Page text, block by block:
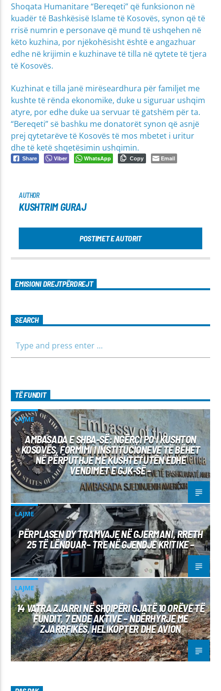
Shoqata Humanitare “Bereqeti” që funksionon në
kuadër të Bashkësisë Islame të Kosovës, synon që të
rrisë numrin e personave që mund të ushqehen në
këto kuzhina, por njëkohësisht është e angazhuar
edhe në krijimin e kuzhinave të tilla në qytete të tjera
të Kosovës.
Kuzhinat e tilla janë mirëseardhura për familjet me
kushte të rënda ekonomike, duke u siguruar ushqim
atyre, por edhe duke ua servuar të gatshëm për ta.
“Bereqeti” së bashku me donatorët synon që asnjë
prej qytetarëve të Kosovës të mos mbetet i uritur
dhe të ketë shqetësimin ushqimin.
Share Viber WhatsApp Copy Email
AUTHOR
KUSHTRIM GURAJ
POSTIMET E AUTORIT
EMISIONI DREJTPËRDREJT
SEARCH
TË FUNDIT
LAJME
AMBASADA E SHBA-SË: NGËRÇI PO I KUSHTON
KOSOVËS, FORMIMI I INSTITUCIONEVE TË BËHET
NË PËRPUTHJE ME KUSHTETUTËN EDHE
VENDIMET E GJK-SË –
LAJME
PËRPLASEN DY TRAMVAJE NË GJERMANI, RRETH
25 TË LËNDUAR– TRE NË GJENDJE KRITIKE –
LAJME
14 VATRA ZJARRI NË SHQIPËRI GJATË 10 ORËVE TË
FUNDIT, 7 ENDE AKTIVE – NDËRHYRJE ME
ZJARRFIKËS, HELIKOPTER DHE AVION